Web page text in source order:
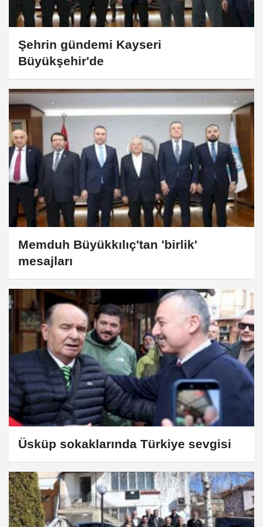
Şehrin gündemi Kayseri
Büyükşehir'de
Memduh Büyükkılıç'tan 'birlik'
mesajları
Üsküp sokaklarında Türkiye sevgisi